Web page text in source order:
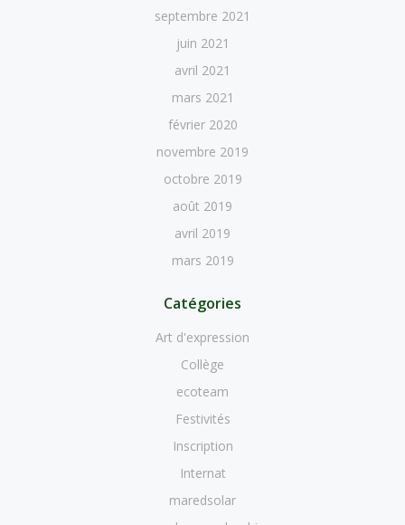
septembre 2021
juin 2021
avril 2021
mars 2021
février 2020
novembre 2019
octobre 2019
août 2019
avril 2019
mars 2019
Catégories
Art d'expression
Collège
ecoteam
Festivités
Inscription
Internat
maredsolar